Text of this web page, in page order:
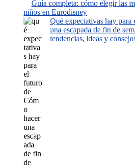
Guía completa: cómo elegir las
niños en Eurodisney
Qué expectativas hay
una escapada de fin de
tendencias, ideas y